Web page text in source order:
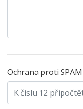
Ochrana proti